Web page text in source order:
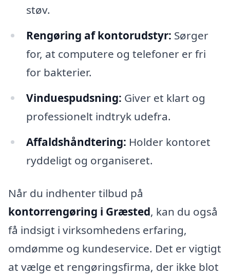
støv.
Rengøring af kontorudstyr: Sørger
for, at computere og telefoner er fri
for bakterier.
Vinduespudsning: Giver et klart og
professionelt indtryk udefra.
Affaldshåndtering: Holder kontoret
ryddeligt og organiseret.
Når du indhenter tilbud på
kontorrengøring i Græsted, kan du også
få indsigt i virksomhedens erfaring,
omdømme og kundeservice. Det er vigtigt
at vælge et rengøringsfirma, der ikke blot